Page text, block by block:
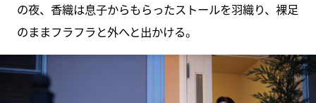
の夜、香織は息子からもらったストールを羽織り、裸足
のままフラフラと外へと出かける。